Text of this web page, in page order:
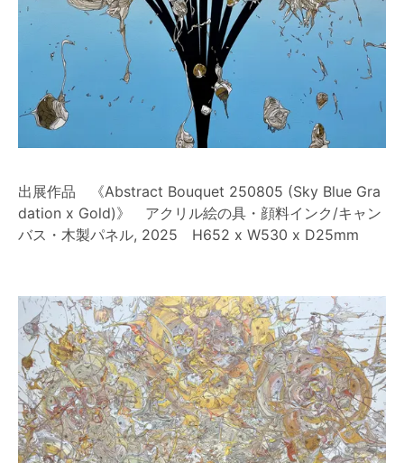
出展作品 《Abstract Bouquet 250805 (Sky Blue Gra
dation x Gold)》 アクリル絵の具・顔料インク/キャン
バス・木製パネル, 2025 H652 x W530 x D25mm